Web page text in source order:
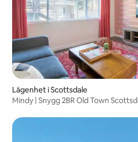
Lägenhet i Scottsdale
Mindy | Snygg 2BR Old Town